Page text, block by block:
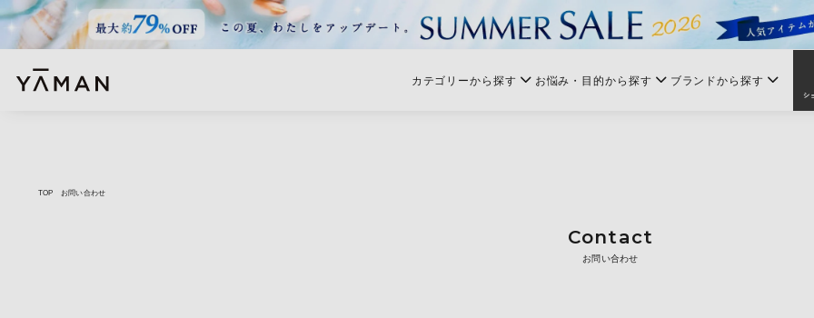
カテゴリーから探す お悩み・目的から探す ブランドから探す
TOP お問い合わせ
Contact
お問い合わせ